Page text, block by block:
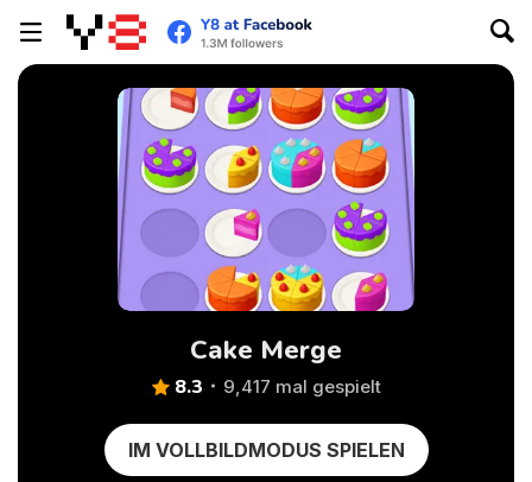
Cake Merge
8.3 9,417 mal gespielt
IM VOLLBILDMODUS SPIELEN